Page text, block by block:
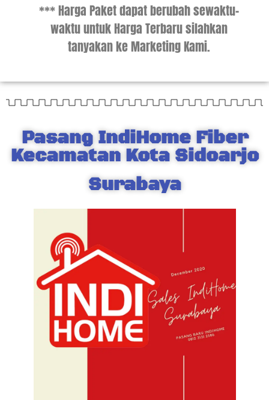
*** Harga Paket dapat berubah sewaktu-
waktu untuk Harga Terbaru silahkan
tanyakan ke Marketing Kami.
Pasang IndiHome Fiber
Kecamatan Kota Sidoarjo
Surabaya